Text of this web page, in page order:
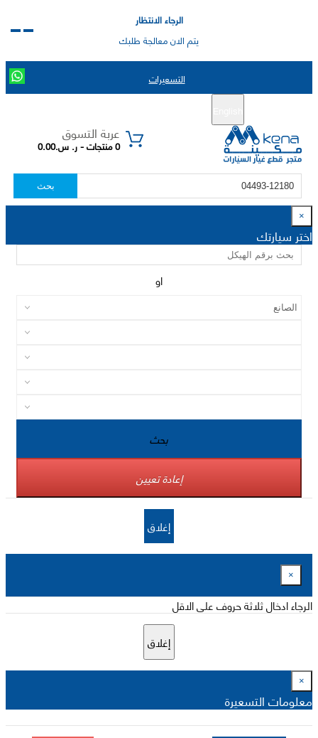
الرجاء الانتظار
يتم الان معالجة طلبك
التسعيرات
عربة التسوق
0 منتجات - ر. س.0.00
بحث
×
اختر سيارتك
او
بحث
إعادة تعيين
إغلاق
×
الرجاء ادخال ثلاثة حروف على الاقل
إغلاق
×
معلومات التسعيرة